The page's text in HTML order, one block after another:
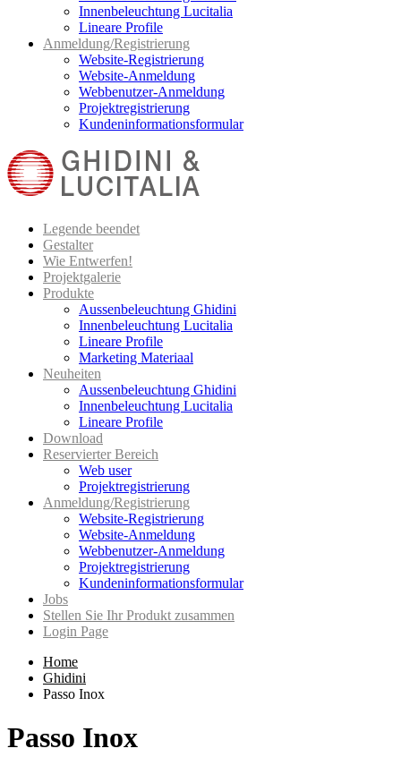
Innenbeleuchtung Lucitalia
Lineare Profile
Anmeldung/Registrierung
Website-Registrierung
Website-Anmeldung
Webbenutzer-Anmeldung
Projektregistrierung
Kundeninformationsformular
Legende beendet
Gestalter
Wie Entwerfen!
Projektgalerie
Produkte
Aussenbeleuchtung Ghidini
Innenbeleuchtung Lucitalia
Lineare Profile
Marketing Materiaal
Neuheiten
Aussenbeleuchtung Ghidini
Innenbeleuchtung Lucitalia
Lineare Profile
Download
Reservierter Bereich
Web user
Projektregistrierung
Anmeldung/Registrierung
Website-Registrierung
Website-Anmeldung
Webbenutzer-Anmeldung
Projektregistrierung
Kundeninformationsformular
Jobs
Stellen Sie Ihr Produkt zusammen
Login Page
Home
Ghidini
Passo Inox
Passo Inox